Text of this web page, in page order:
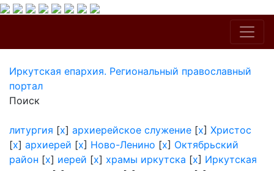
Иркутская епархия. Региональный православный
портал
Поиск
литургия [x] архиерейское служение [x] Христос
[x] архиерей [x] Ново-Ленино [x] Октябрьский
район [x] иерей [x] храмы иркутска [x] Иркутская